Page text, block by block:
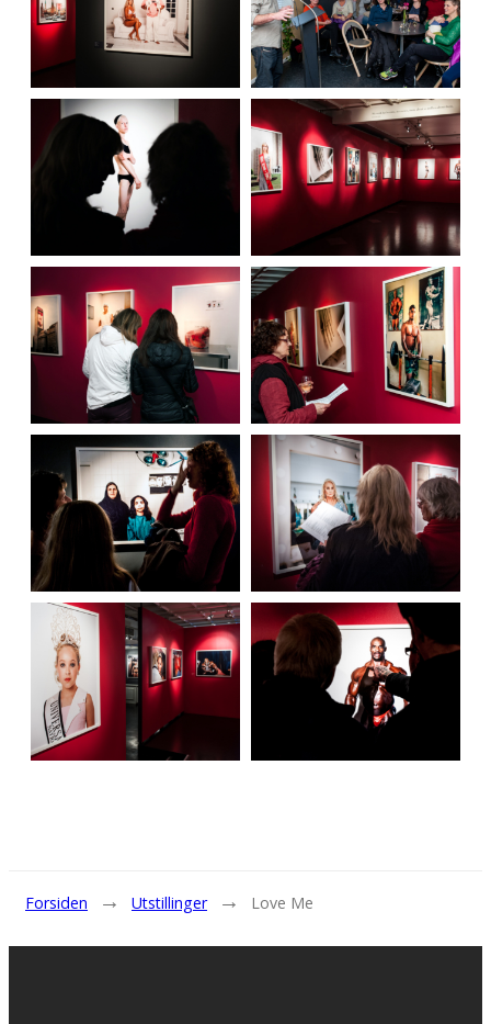
Forsiden → Utstillinger→ Love Me